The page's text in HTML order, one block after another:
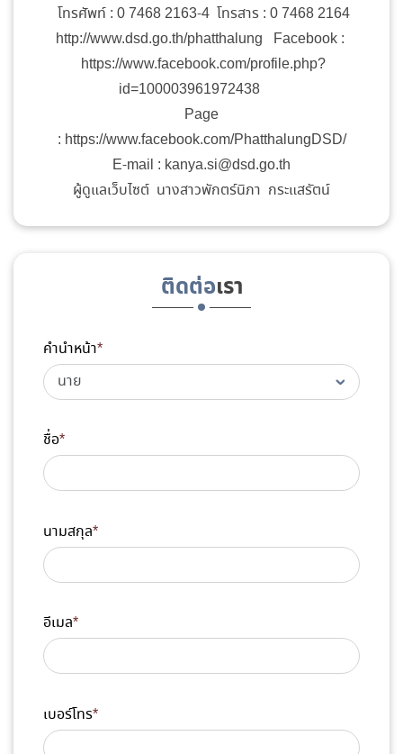
โทรศัพท์ : 0 7468 2163-4 โทรสาร : 0 7468 2164
http://www.dsd.go.th/phatthalung Facebook :
https://www.facebook.com/profile.php?
id=100003961972438
Page
: https://www.facebook.com/PhatthalungDSD/
E-mail : kanya.si@dsd.go.th
ผู้ดูแลเว็บไซต์ นางสาวพักตร์นิภา กระแสรัตน์
ติดต่อเรา
คำนำหน้า*
ชื่อ*
นามสกุล*
อีเมล*
เบอร์โทร*